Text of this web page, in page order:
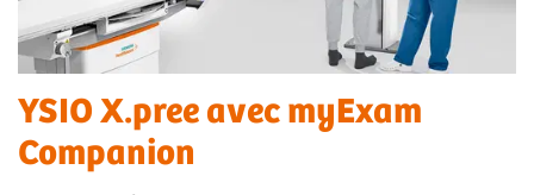
YSIO X.pree avec myExam
Companion